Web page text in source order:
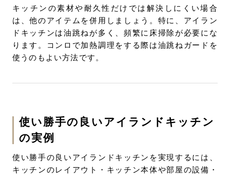
キッチンの素材や耐久性だけでは解決しにくい場合
は、他のアイテムを併用しましょう。特に、アイラン
ドキッチンは油跳ねが多く、頻繁に床掃除が必要にな
ります。コンロで加熱調理をする際は油跳ねガードを
使うのもよい方法です。
使い勝手の良いアイランドキッチン
の実例
使い勝手の良いアイランドキッチンを実現するには、
キッチンのレイアウト・キッチン本体や部屋の設備・